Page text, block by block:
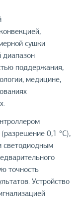
сушки
диапазон
поддержания,
медицине,
0,1 °С),
светодиодным
точность
Устройство